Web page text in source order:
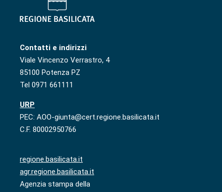
Contatti e indirizzi
Viale Vincenzo Verrastro, 4
85100 Potenza PZ
Tel 0971 661111
URP
PEC: AOO-giunta@cert.regione.basilicata.it
C.F. 80002950766
regione.basilicata.it
agr.regione.basilicata.it
Agenzia stampa della